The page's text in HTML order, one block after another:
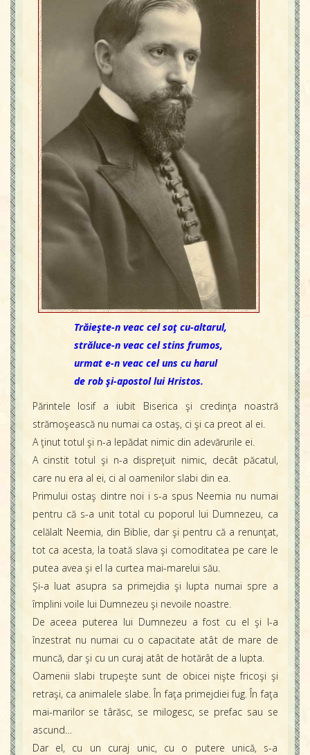
Icoane
Mărgăritare
Calendar
Glosar
Repere
Contact
Trăieşte-n veac cel soţ cu-altarul,
străluce-n veac cel stins frumos,
urmat e-n veac cel uns cu harul
de rob şi-apostol lui Hristos.
Părintele Iosif a iubit Biserica şi credinţa noastră
strămoşească nu numai ca ostaş, ci şi ca preot al ei.
A ţinut totul şi n-a lepădat nimic din adevărurile ei.
A cinstit totul şi n-a dispreţuit nimic, decât păcatul,
care nu era al ei, ci al oamenilor slabi din ea.
Primului ostaş dintre noi i s-a spus Neemia nu numai
pentru că s-a unit total cu poporul lui Dumnezeu, ca
celălalt Neemia, din Biblie, dar şi pentru că a renunţat,
tot ca acesta, la toată slava şi comoditatea pe care le
putea avea şi el la curtea mai-marelui său.
Şi-a luat asupra sa primejdia şi lupta numai spre a
împlini voile lui Dumnezeu şi nevoile noastre.
De aceea puterea lui Dumnezeu a fost cu el şi l-a
înzestrat nu numai cu o capacitate atât de mare de
muncă, dar şi cu un curaj atât de hotărât de a lupta.
Oamenii slabi trupeşte sunt de obicei nişte fricoşi şi
retraşi, ca animalele slabe. În faţa primejdiei fug. În faţa
mai-marilor se târăsc, se milogesc, se prefac sau se
ascund…
Dar el, cu un curaj unic, cu o putere unică, s-a